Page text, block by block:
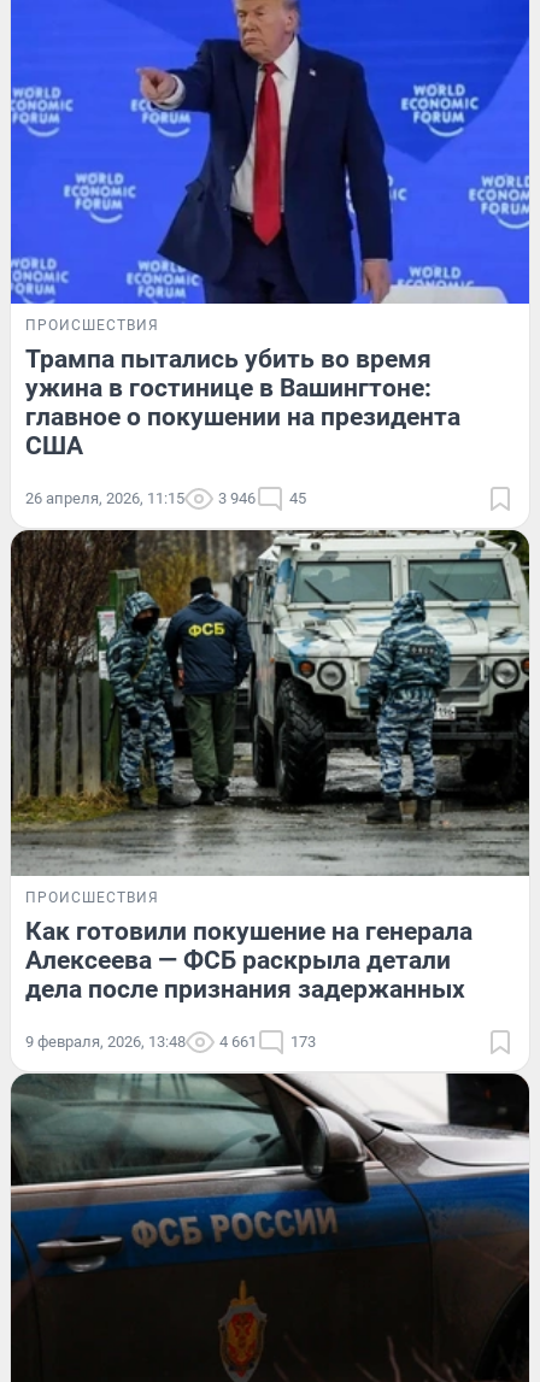
ПРОИСШЕСТВИЯ
Трампа пытались убить во время
ужина в гостинице в Вашингтоне:
главное о покушении на президента
США
26 апреля, 2026, 11:15 3 946 45
ПРОИСШЕСТВИЯ
Как готовили покушение на генерала
Алексеева — ФСБ раскрыла детали
дела после признания задержанных
9 февраля, 2026, 13:48 4 661 173